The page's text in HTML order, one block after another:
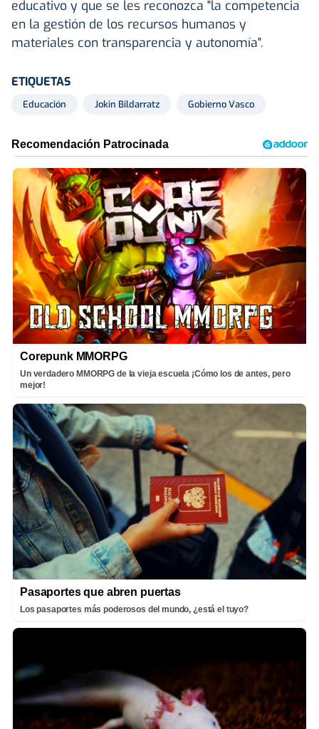
educativo y que se les reconozca "la competencia
en la gestión de los recursos humanos y
materiales con transparencia y autonomía".
ETIQUETAS
Educación Jokin Bildarratz Gobierno Vasco
Corepunk MMORPG
Un verdadero MMORPG de la vieja escuela ¡Cómo los de antes, pero
mejor!
Pasaportes que abren puertas
Los pasaportes más poderosos del mundo, ¿está el tuyo?